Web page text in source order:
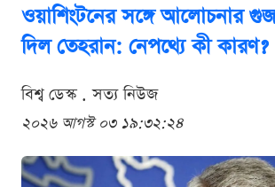
ওয়াশিংটনের সঙ্গে আলোচনার
দিল তেহরান: নেপথ্যে কী কারণ?
বিশ্ব ডেস্ক . সত্য নিউজ
২০২৬ আগস্ট ০৩ ১৯:৩২:২৪